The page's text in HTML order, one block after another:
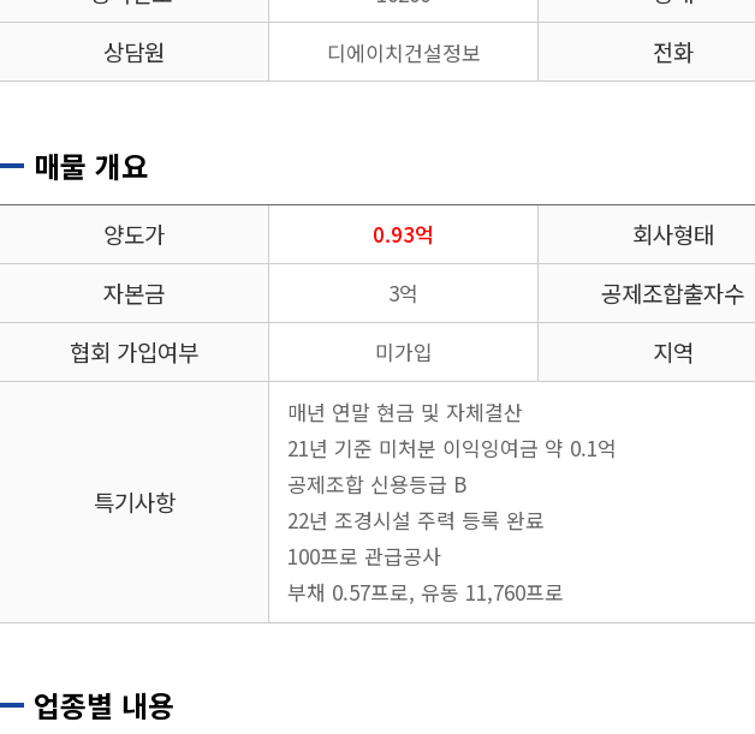
상담원 디에이치건설정보 전화
매물 개요
양도가 0.93억 회사형태
자본금 3억 공제조합출자수
협회 가입여부 미가입 지역
특기사항
매년 연말 현금 및 자체결산
21년 기준 미처분 이익잉여금 약 0.1억
공제조합 신용등급 B
22년 조경시설 주력 등록 완료
100프로 관급공사
부채 0.57프로, 유동 11,760프로
업종별 내용